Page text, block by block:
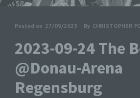
Posted on 27/09/2023 By CHRISTOPHER
2023-09-24 The
@Donau-Arena
Regensburg